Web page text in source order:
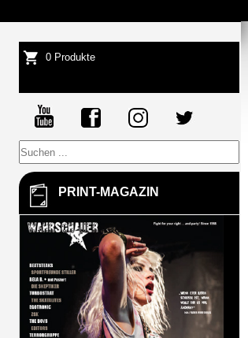
0 Produkte
PRINT-MAGAZIN